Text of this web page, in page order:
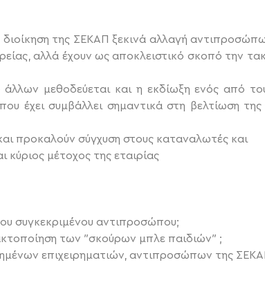
της ΣΕΚΑΠ ξεκινά αλλαγή
αλλά έχουν ως αποκλειστικό σκοπό την
μεθοδεύεται και η εκδίωξη ενός από
έχει συμβάλλει σημαντικά στη βελτίωση της
προκαλούν σύγχυση στους καταναλωτές και
κύριος μέτοχος της εταιρίας
συγκεκριμένου αντιπροσώπου;
των ″σκούρων μπλε παιδιών″ ;
επιχειρηματιών, αντιπροσώπων της